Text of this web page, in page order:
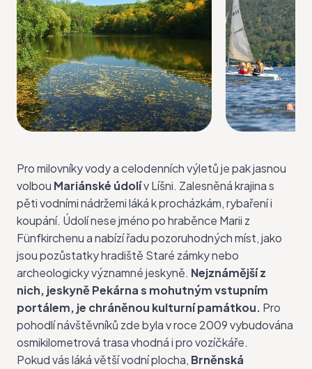
Pro milovníky vody a celodenních výletů je pak jasnou
volbou Mariánské údolív Líšni. Zalesněná krajina s
pěti vodními nádržemi láká k procházkám, rybaření i
koupání. Údolí nese jméno po hraběnce Marii z
Fünfkirchenu a nabízí řadu pozoruhodných míst, jako
jsou pozůstatky hradiště Staré zámky nebo
archeologicky významné jeskyně. Nejznámější z
nich, jeskyně Pekárna s mohutným vstupním
portálem, je chráněnou kulturní památkou. Pro
pohodlí návštěvníků zde byla v roce 2009 vybudována
osmikilometrová trasa vhodná i pro vozíčkáře.
Pokud vás láká větší vodní plocha, Brněnská